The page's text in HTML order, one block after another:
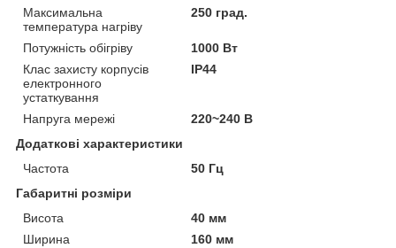
Максимальна
температура нагріву
250 град.
Потужність обігріву
1000 Вт
Клас захисту корпусів
електронного
устаткування
IP44
Напруга мережі
220~240 В
Додаткові характеристики
Частота
50 Гц
Габаритні розміри
Висота
40 мм
Ширина
160 мм